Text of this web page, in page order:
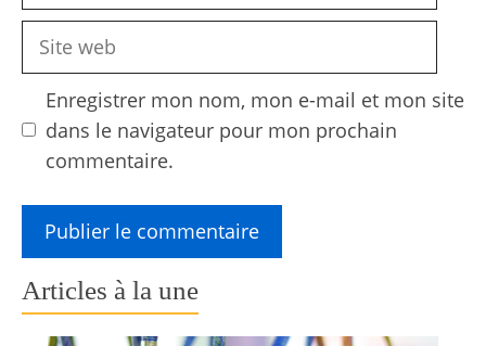
Site
Enregistrer mon nom, mon e-mail et mon site
dans le navigateur pour mon prochain
commentaire.
Articles à la une